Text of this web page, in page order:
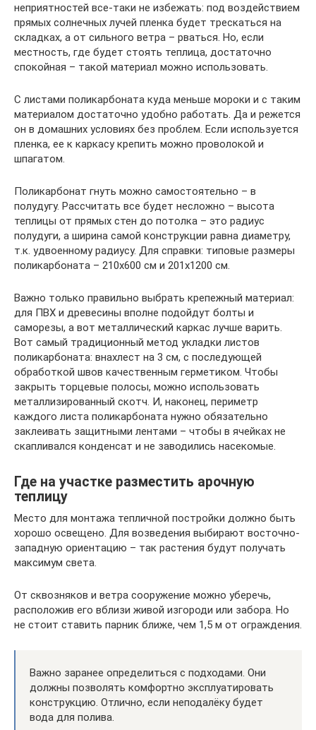
неприятностей все-таки не избежать: под воздействием
прямых солнечных лучей пленка будет трескаться на
складках, а от сильного ветра – рваться. Но, если
местность, где будет стоять теплица, достаточно
спокойная – такой материал можно использовать.
С листами поликарбоната куда меньше мороки и с таким
материалом достаточно удобно работать. Да и режется
он в домашних условиях без проблем. Если используется
пленка, ее к каркасу крепить можно проволокой и
шпагатом.
Поликарбонат гнуть можно самостоятельно – в
полудугу. Рассчитать все будет несложно – высота
теплицы от прямых стен до потолка – это радиус
полудуги, а ширина самой конструкции равна диаметру,
т.к. удвоенному радиусу. Для справки: типовые размеры
поликарбоната – 210х600 см и 201х1200 см.
Важно только правильно выбрать крепежный материал:
для ПВХ и древесины вполне подойдут болты и
саморезы, а вот металлический каркас лучше варить.
Вот самый традиционный метод укладки листов
поликарбоната: внахлест на 3 см, с последующей
обработкой швов качественным герметиком. Чтобы
закрыть торцевые полосы, можно использовать
металлизированный скотч. И, наконец, периметр
каждого листа поликарбоната нужно обязательно
заклеивать защитными лентами – чтобы в ячейках не
скапливался конденсат и не заводились насекомые.
Где на участке разместить арочную
теплицу
Место для монтажа тепличной постройки должно быть
хорошо освещено. Для возведения выбирают восточно-
западную ориентацию – так растения будут получать
максимум света.
От сквозняков и ветра сооружение можно уберечь,
расположив его вблизи живой изгороди или забора. Но
не стоит ставить парник ближе, чем 1,5 м от ограждения.
Важно заранее определиться с подходами. Они
должны позволять комфортно эксплуатировать
конструкцию. Отлично, если неподалёку будет
вода для полива.